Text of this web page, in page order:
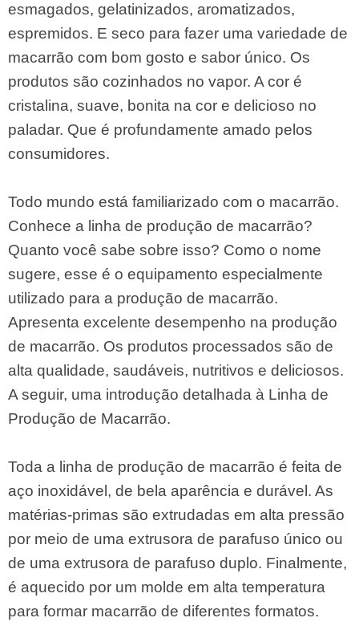
esmagados, gelatinizados, aromatizados,
espremidos. E seco para fazer uma variedade de
macarrão com bom gosto e sabor único. Os
produtos são cozinhados no vapor. A cor é
cristalina, suave, bonita na cor e delicioso no
paladar. Que é profundamente amado pelos
consumidores.
Todo mundo está familiarizado com o macarrão.
Conhece a linha de produção de macarrão?
Quanto você sabe sobre isso? Como o nome
sugere, esse é o equipamento especialmente
utilizado para a produção de macarrão.
Apresenta excelente desempenho na produção
de macarrão. Os produtos processados ​​são de
alta qualidade, saudáveis, nutritivos e deliciosos.
A seguir, uma introdução detalhada à Linha de
Produção de Macarrão.
Toda a linha de produção de macarrão é feita de
aço inoxidável, de bela aparência e durável. As
matérias-primas são extrudadas em alta pressão
por meio de uma extrusora de parafuso único ou
de uma extrusora de parafuso duplo. Finalmente,
é aquecido por um molde em alta temperatura
para formar macarrão de diferentes formatos.